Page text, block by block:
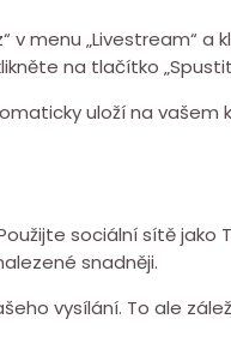
menu „Livestream“ a
na tlačítko
uloží na vašem
sociální sítě
snadněji.
vysílání. To ale